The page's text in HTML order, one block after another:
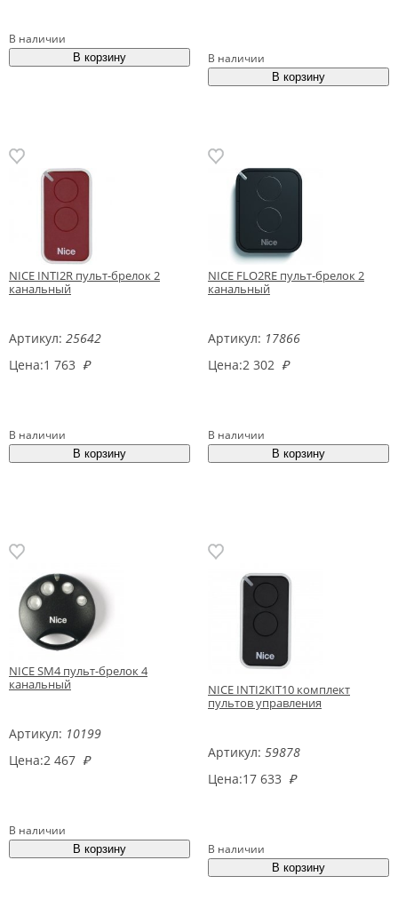
В наличии
В наличии
NICE INTI2R пульт-брелок 2
канальный
Артикул: 25642
Цена:1 763 ₽
В наличии
NICE FLO2RE пульт-брелок 2
канальный
Артикул: 17866
Цена:2 302 ₽
В наличии
NICE SM4 пульт-брелок 4
канальный
Артикул: 10199
Цена:2 467 ₽
В наличии
NICE INTI2KIT10 комплект
пультов управления
Артикул: 59878
Цена:17 633 ₽
В наличии